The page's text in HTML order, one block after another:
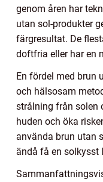
genom åren har
utan sol-produkter
färgresultat. De
doftfria eller har en
En fördel med brun
och hälsosam
strålning från solen
huden och öka
använda brun utan
ändå få en solkysst